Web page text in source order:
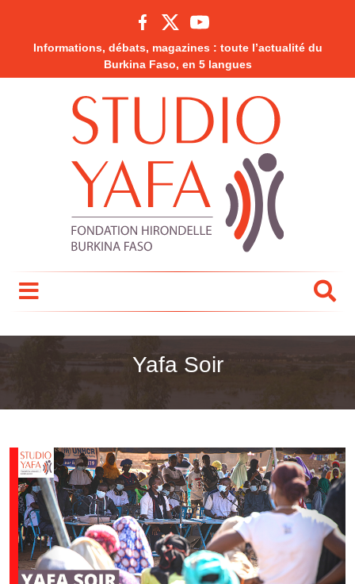
Informations, débats, magazines : toute l’actualité du
Burkina Faso, en 5 langues
Yafa Soir